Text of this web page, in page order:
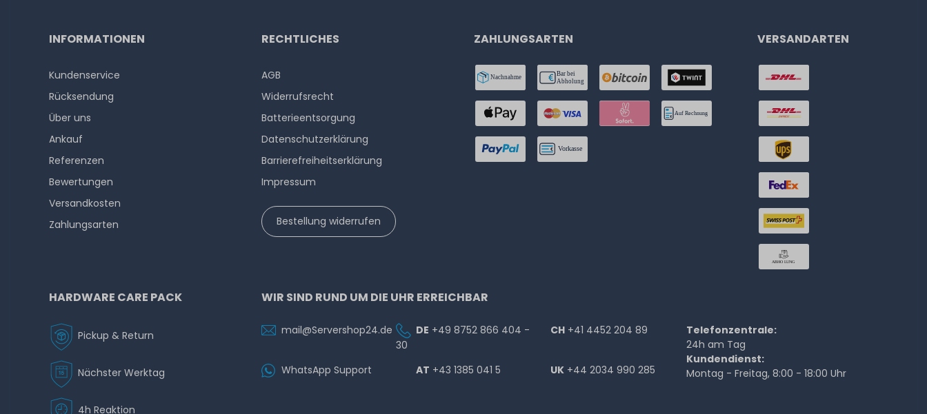
INFORMATIONEN
Kundenservice
Rücksendung
Über uns
Ankauf
Referenzen
Bewertungen
Versandkosten
Zahlungsarten
RECHTLICHES
AGB
Widerrufs­recht
Batterieentsorgung
Datenschutzerklärung
Barrierefreiheitserklärung
Impressum
Bestellung widerrufen
ZAHLUNGSARTEN VERSANDARTEN
HARDWARE CARE PACK
Pickup & Return
Nächster Werktag
4h Reaktion
WIR SIND RUND UM DIE UHR ERREICHBAR
mail@Servershop24.de DE +49 8752 866 404 -
30
CH +41 4452 204 89
WhatsApp Support AT +43 1385 041 5 UK +44 2034 990 285
Telefonzentrale:
24h am Tag
Kundendienst:
Montag - Freitag, 8:00 - 18:00 Uhr